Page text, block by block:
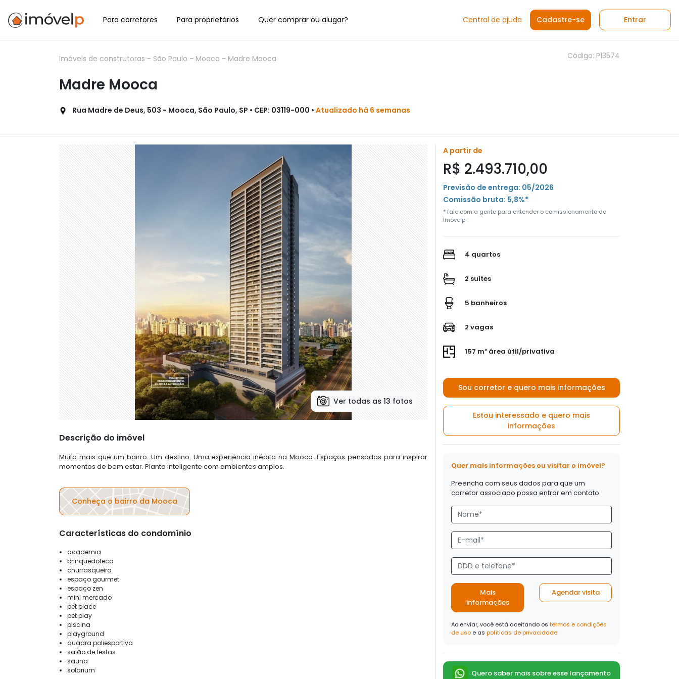
Para corretores Para proprietários Quer comprar ou alugar? Central de ajuda Cadastre-se Entrar
Imóveis de construtoras - São Paulo - Mooca - Madre Mooca Código: P13574
Madre Mooca
Rua Madre de Deus, 503 - Mooca, São Paulo, SP • CEP: 03119-000 • Atualizado há 6 semanas
Ver todas as 13 fotos
Descrição do imóvel
Muito mais que um bairro. Um destino. Uma experiência inédita na Mooca. Espaços pensados para inspirar
momentos de bem estar. Planta inteligente com ambientes amplos.
Conheça o bairro da Mooca
Características do condomínio
academia
brinquedoteca
churrasqueira
espaço gourmet
espaço zen
mini mercado
pet place
pet play
piscina
playground
quadra poliesportiva
salão de festas
sauna
solarium
A partir de
R$ 2.493.710,00
Previsão de entrega: 05/2026
Comissão bruta: 5,8%*
* fale com a gente para entender o comissionamento da
Imóvelp
4 quartos
2 suítes
5 banheiros
2 vagas
157 m² área útil/privativa
Sou corretor e quero mais informações
Estou interessado e quero mais
informações
Quer mais informações ou visitar o imóvel?
Preencha com seus dados para que um
corretor associado possa entrar em contato
Mais
informações
Agendar visita
Ao enviar, você está aceitando os termos e condições
de uso e as políticas de privacidade
Quero saber mais sobre esse lançamento